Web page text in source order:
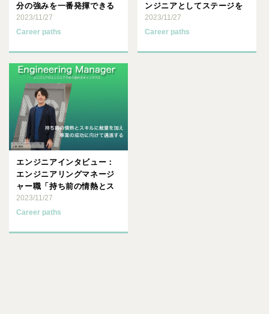
分の強みを一番発揮できる
のが、アウトプットがダイ
レク･･･
2023/11/27
Career paths
ンジニアとしてステージを
変えたい！その思いから一
歩踏･･･
2023/11/27
Career paths
エンジニアインタビュー：
エンジニアリングマネージ
ャー職「持ち前の情熱とス
キルに裁量を加え、事業の
成功･･･
2023/11/27
Career paths